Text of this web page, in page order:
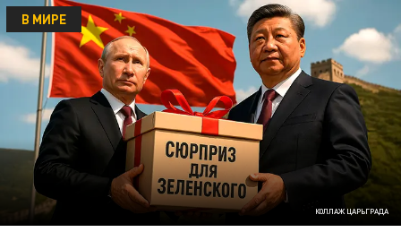
КОЛЛАЖ ЦАРЬГРАДА
В МИРЕ